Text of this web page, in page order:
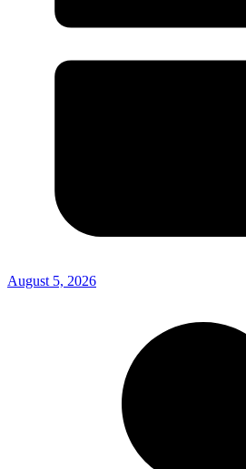
August 5, 2026